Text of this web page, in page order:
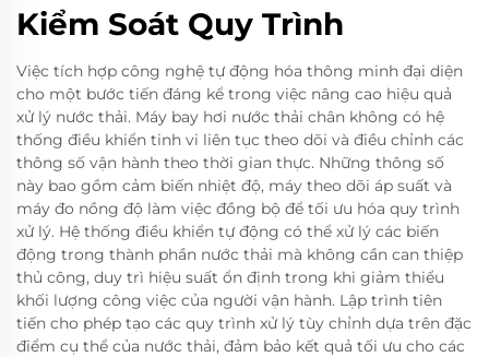
Kiểm Soát Quy Trình
Việc tích hợp công nghệ tự động hóa thông minh đại diện
cho một bước tiến đáng kể trong việc nâng cao hiệu quả
xử lý nước thải. Máy bay hơi nước thải chân không có hệ
thống điều khiển tinh vi liên tục theo dõi và điều chỉnh các
thông số vận hành theo thời gian thực. Những thông số
này bao gồm cảm biến nhiệt độ, máy theo dõi áp suất và
máy đo nồng độ làm việc đồng bộ để tối ưu hóa quy trình
xử lý. Hệ thống điều khiển tự động có thể xử lý các biến
động trong thành phần nước thải mà không cần can thiệp
thủ công, duy trì hiệu suất ổn định trong khi giảm thiểu
khối lượng công việc của người vận hành. Lập trình tiên
tiến cho phép tạo các quy trình xử lý tùy chỉnh dựa trên đặc
điểm cụ thể của nước thải, đảm bảo kết quả tối ưu cho các